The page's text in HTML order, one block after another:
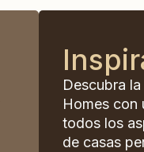
Descubra
Homes con
todos los
de casas